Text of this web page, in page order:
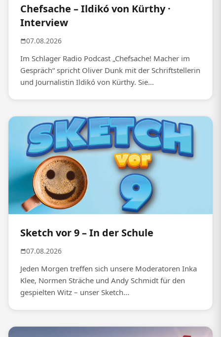
Chefsache – Ildikó von Kürthy ·
Interview
07.08.2026
Im Schlager Radio Podcast „Chefsache! Macher im
Gespräch“ spricht Oliver Dunk mit der Schriftstellerin
und Journalistin Ildikó von Kürthy. Sie...
Sketch vor 9 – In der Schule
07.08.2026
Jeden Morgen treffen sich unsere Moderatoren Inka
Klee, Normen Sträche und Andy Schmidt für den
gespielten Witz – unser Sketch...